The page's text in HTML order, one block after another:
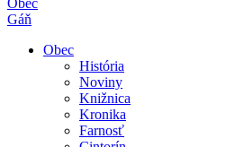
Obec
Gáň
Obec
História
Noviny
Knižnica
Kronika
Farnosť